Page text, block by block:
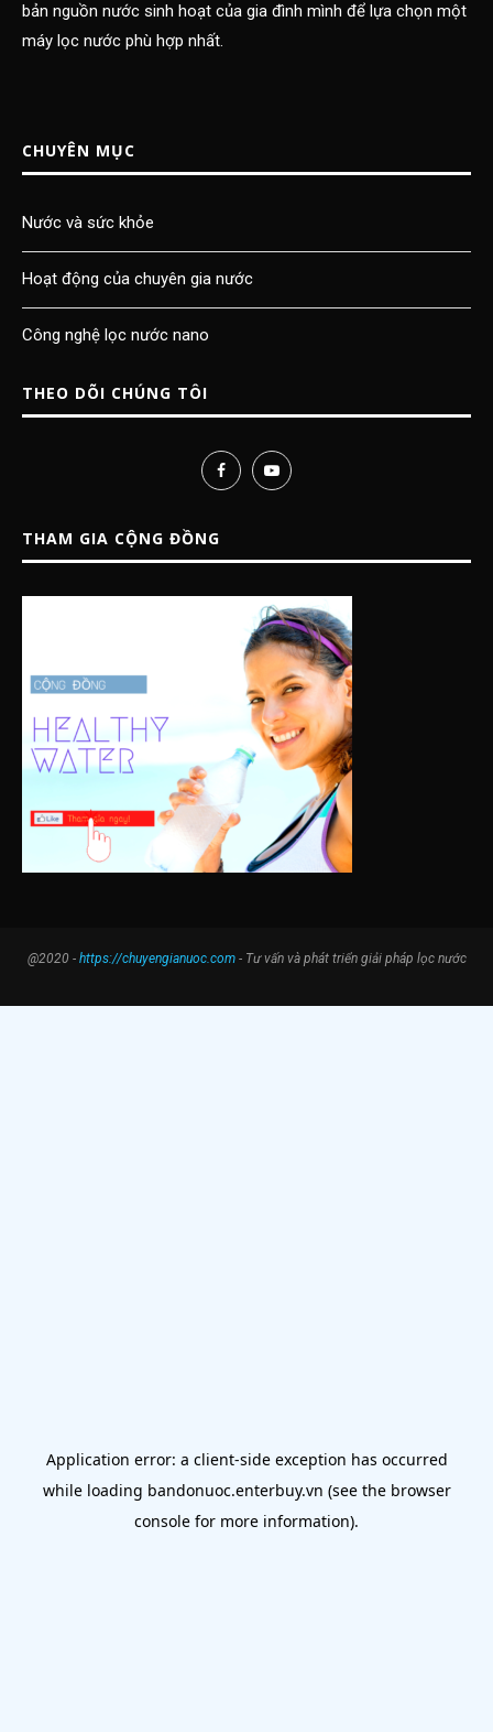
bản nguồn nước sinh hoạt của gia đình mình để lựa chọn một
máy lọc nước phù hợp nhất.
CHUYÊN MỤC
Nước và sức khỏe
Hoạt động của chuyên gia nước
Công nghệ lọc nước nano
THEO DÕI CHÚNG TÔI
THAM GIA CỘNG ĐỒNG
@2020 - https://chuyengianuoc.com- Tư vấn và phát triển giải pháp lọc nước